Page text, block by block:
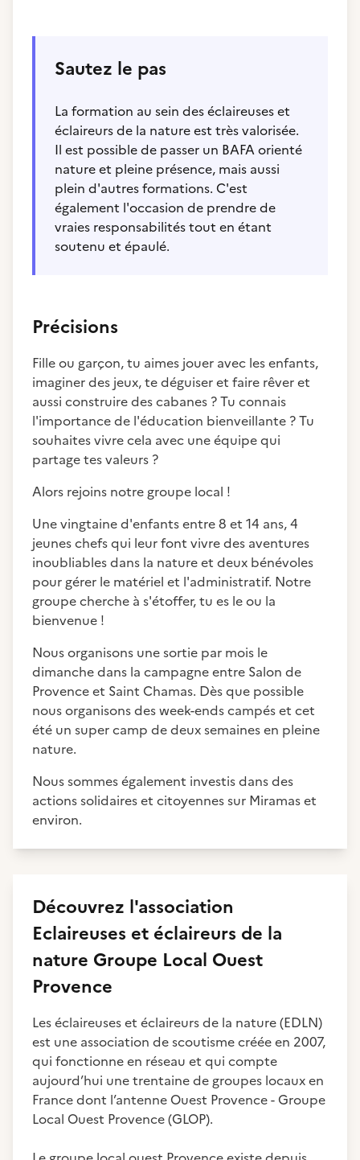
Sautez le pas
La formation au sein des éclaireuses et
éclaireurs de la nature est très valorisée.
Il est possible de passer un BAFA orienté
nature et pleine présence, mais aussi
plein d'autres formations. C'est
également l'occasion de prendre de
vraies responsabilités tout en étant
soutenu et épaulé.
Précisions
Fille ou garçon, tu aimes jouer avec les enfants,
imaginer des jeux, te déguiser et faire rêver et
aussi construire des cabanes ? Tu connais
l'importance de l'éducation bienveillante ? Tu
souhaites vivre cela avec une équipe qui
partage tes valeurs ?
Alors rejoins notre groupe local !
Une vingtaine d'enfants entre 8 et 14 ans, 4
jeunes chefs qui leur font vivre des aventures
inoubliables dans la nature et deux bénévoles
pour gérer le matériel et l'administratif. Notre
groupe cherche à s'étoffer, tu es le ou la
bienvenue !
Nous organisons une sortie par mois le
dimanche dans la campagne entre Salon de
Provence et Saint Chamas. Dès que possible
nous organisons des week-ends campés et cet
été un super camp de deux semaines en pleine
nature.
Nous sommes également investis dans des
actions solidaires et citoyennes sur Miramas et
environ.
Découvrez l'association
Eclaireuses et éclaireurs de la
nature Groupe Local Ouest
Provence
Les éclaireuses et éclaireurs de la nature (EDLN)
est une association de scoutisme créée en 2007,
qui fonctionne en réseau et qui compte
aujourd’hui une trentaine de groupes locaux en
France dont l’antenne Ouest Provence - Groupe
Local Ouest Provence (GLOP).